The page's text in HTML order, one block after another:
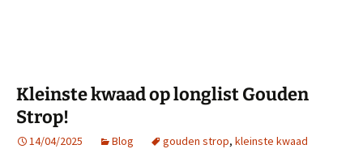
Kleinste kwaad op longlist Gouden
Strop!
14/04/2025 Blog gouden strop, kleinste kwaad